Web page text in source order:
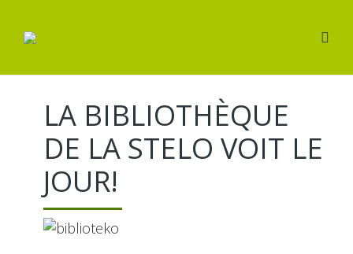
LA BIBLIOTHÈQUE
DE LA STELO VOIT LE
JOUR!